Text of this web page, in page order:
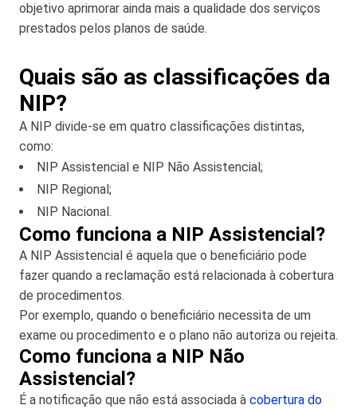
objetivo aprimorar ainda mais a qualidade dos serviços
prestados pelos planos de saúde.
Quais são as classificações da
NIP?
A NIP divide-se em quatro classificações distintas,
como:
NIP Assistencial e NIP Não Assistencial;
NIP Regional;
NIP Nacional.
Como funciona a NIP Assistencial?
A NIP Assistencial é aquela que o beneficiário pode
fazer quando a reclamação está relacionada à cobertura
de procedimentos.
Por exemplo, quando o beneficiário necessita de um
exame ou procedimento e o plano não autoriza ou rejeita.
Como funciona a NIP Não
Assistencial?
É a notificação que não está associada à cobertura do